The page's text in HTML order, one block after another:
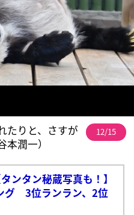
たりと、さすが
潤一）
12/15
タンタン秘蔵写真も！】
グ 3位ランラン、2位